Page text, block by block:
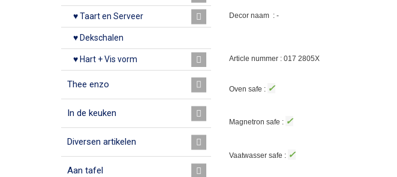
♥ Taart en Serveer
♥ Dekschalen
♥ Hart + Vis vorm
Thee enzo
In de keuken
Diversen artikelen
Aan tafel
Decor naam : -
Article nummer : 017 2805X
Oven safe : ✓
Magnetron safe : ✓
Vaatwasser safe : ✓